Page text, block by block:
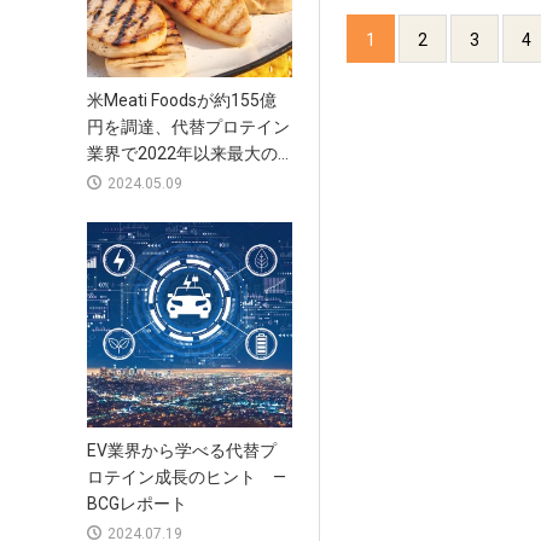
1 2 3 4
米Meati Foodsが約155億
円を調達、代替プロテイン
業界で2022年以来最大の...
2024.05.09
EV業界から学べる代替プ
ロテイン成長のヒント —
BCGレポート
2024.07.19